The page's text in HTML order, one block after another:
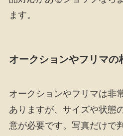
ます。
オークションやフリマの
オークションやフリマは非
ありますが、サイズや状態
意が必要です。写真だけで